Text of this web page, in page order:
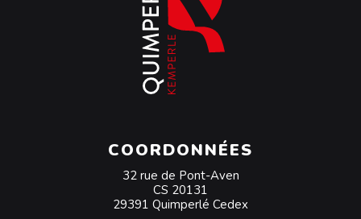
COORDONNÉES
32 rue de Pont-Aven
CS 20131
29391 Quimperlé Cedex